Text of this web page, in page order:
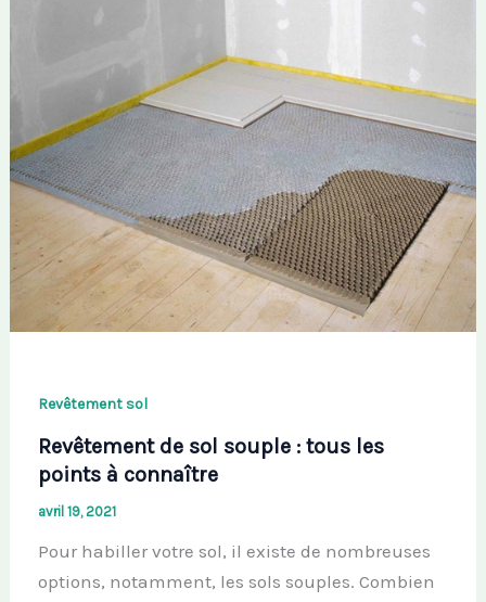
Revêtement sol
Revêtement de sol souple : tous les
points à connaître
avril 19, 2021
Pour habiller votre sol, il existe de nombreuses
options, notamment, les sols souples. Combien